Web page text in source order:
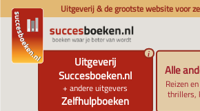
Uitgeverij & de grootste website voor
Uitgeverij
Succesboeken.nl
+ andere uitgevers
Zelfhulpboeken
i
Alle
Reizen
thrillers,